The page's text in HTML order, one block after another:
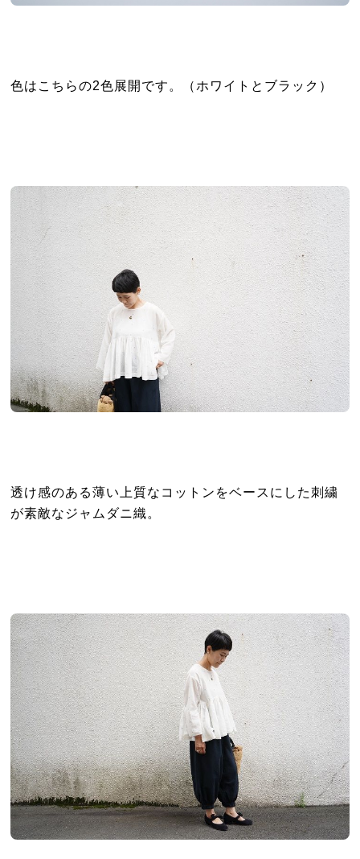
色はこちらの2色展開です。（ホワイトとブラック）
透け感のある薄い上質なコットンをベースにした刺繍
が素敵なジャムダニ織。